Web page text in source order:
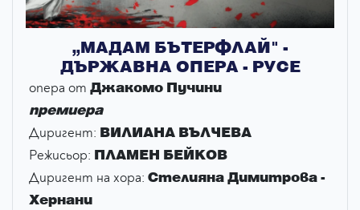
„МАДАМ БЪТЕРФЛАЙ" -
ДЪРЖАВНА ОПЕРА - РУСЕ
опера от Джакомо Пучини
премиера
Диригент: ВИЛИАНА ВЪЛЧЕВА
Режисьор: ПЛАМЕН БЕЙКОВ
Диригент на хора: Стелияна Димитрова -
Хернани